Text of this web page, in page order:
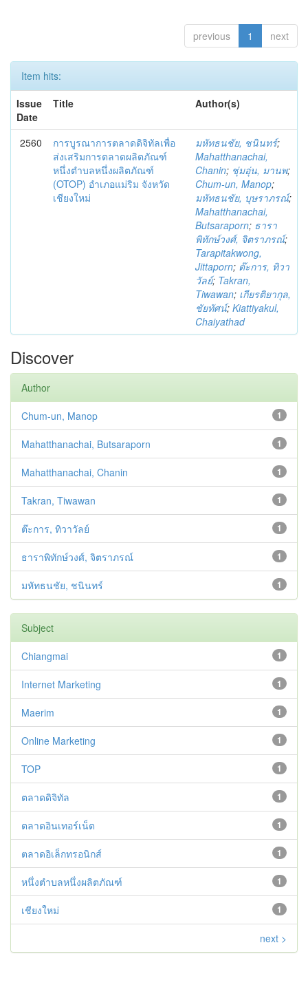
previous 1 next
Item hits:
Issue
Date
Title Author(s)
2560
การบูรณาการตลาดดิจิทัลเพื่อ
ส่งเสริมการตลาดผลิตภัณฑ์
หนึ่งตำบลหนึ่งผลิตภัณฑ์
(OTOP) อำเภอแม่ริม จังหวัด
เชียงใหม่
มหัทธนชัย, ชนินทร์;
Mahatthanachai,
Chanin; ชุ่มอุ่น, มานพ;
Chum-un, Manop;
มหัทธนชัย, บุษราภรณ์;
Mahatthanachai,
Butsaraporn; ธารา
พิทักษ์วงศ์, จิตราภรณ์;
Tarapitakwong,
Jittaporn; ต๊ะการ, ทิวา
วัลย์; Takran,
Tiwawan; เกียรติยากุล,
ชัยทัศน์; Kiattiyakul,
Chaiyathad
Discover
Author
1
Chum-un, Manop
1
Mahatthanachai, Butsaraporn
1
Mahatthanachai, Chanin
1
Takran, Tiwawan
1
ต๊ะการ, ทิวาวัลย์
1
ธาราพิทักษ์วงศ์, จิตราภรณ์
1
มหัทธนชัย, ชนินทร์
Subject
1
Chiangmai
1
Internet Marketing
1
Maerim
1
Online Marketing
1
TOP
1
ตลาดดิจิทัล
1
ตลาดอินเทอร์เน็ต
1
ตลาดอิเล็กทรอนิกส์
1
หนึ่งตำบลหนึ่งผลิตภัณฑ์
1
เชียงใหม่
next >